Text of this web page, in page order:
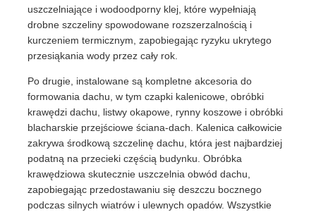
uszczelniające i wodoodporny klej, które wypełniają
drobne szczeliny spowodowane rozszerzalnością i
kurczeniem termicznym, zapobiegając ryzyku ukrytego
przesiąkania wody przez cały rok.
Po drugie, instalowane są kompletne akcesoria do
formowania dachu, w tym czapki kalenicowe, obróbki
krawędzi dachu, listwy okapowe, rynny koszowe i obróbki
blacharskie przejściowe ściana-dach. Kalenica całkowicie
zakrywa środkową szczelinę dachu, która jest najbardziej
podatną na przecieki częścią budynku. Obróbka
krawędziowa skutecznie uszczelnia obwód dachu,
zapobiegając przedostawaniu się deszczu bocznego
podczas silnych wiatrów i ulewnych opadów. Wszystkie